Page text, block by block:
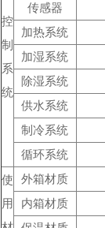
控
制
系
统
传感器
加热系统
加湿系统
除湿系统
供水系统
制冷系统
循环系统
使
用
外箱材质
内箱材质